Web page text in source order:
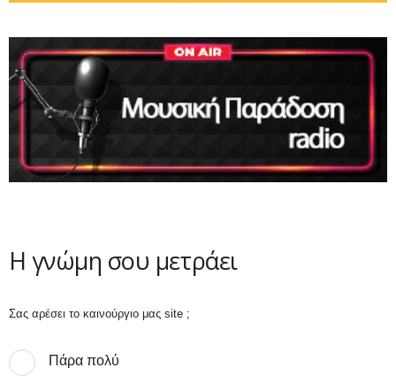
Η γνώμη σου μετράει
Σας αρέσει το καινούργιο μας site ;
Πάρα πολύ